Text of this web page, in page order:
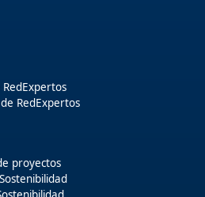
RedExpertos
proyectos